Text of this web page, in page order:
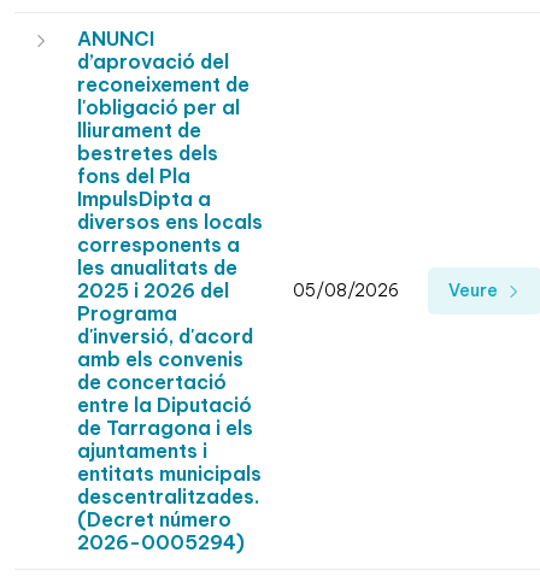
ANUNCI
d’aprovació del
reconeixement de
l'obligació per al
lliurament de
bestretes dels
fons del Pla
ImpulsDipta a
diversos ens locals
corresponents a
les anualitats de
2025 i 2026 del
Programa
d'inversió, d'acord
amb els convenis
de concertació
entre la Diputació
de Tarragona i els
ajuntaments i
entitats municipals
descentralitzades.
(Decret número
2026-0005294)
05/08/2026 Veure